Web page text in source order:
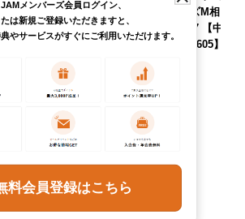
ャツ メンズM相当
/eaa626085 【中
古】 【260316】
ャツ メンズM相当
/eaa623077 【中
古】 【260605】
JAMメンバーズ会員ログイン、
たは新規ご登録いただきますと、
やサービスがすぐにご利用いただけます。
料会員登録はこちら